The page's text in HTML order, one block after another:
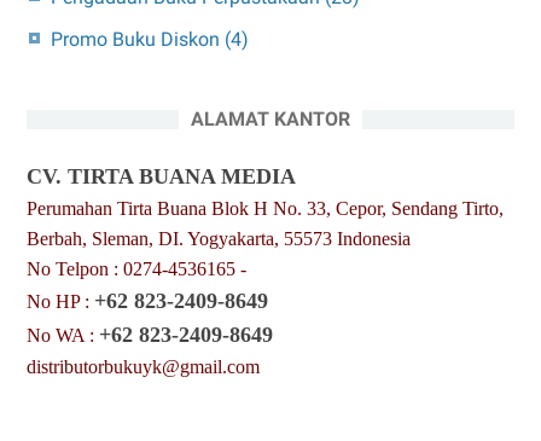
Promo Buku Diskon (4)
ALAMAT KANTOR
CV. TIRTA BUANA MEDIA
Perumahan Tirta Buana Blok H No. 33, Cepor, Sendang Tirto,
Berbah, Sleman, DI. Yogyakarta, 55573 Indonesia
No Telpon : 0274-4536165 -
No HP : +62 823-2409-8649
No WA : +62 823-2409-8649
distributorbukuyk@gmail.com